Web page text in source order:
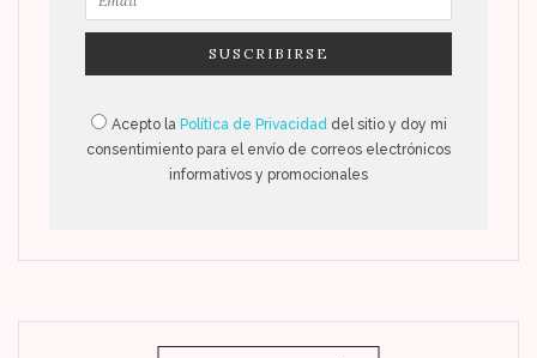
Acepto la Política de Privacidad del sitio y doy mi
consentimiento para el envío de correos electrónicos
informativos y promocionales